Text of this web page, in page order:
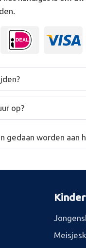
op?
gedaan worden aan